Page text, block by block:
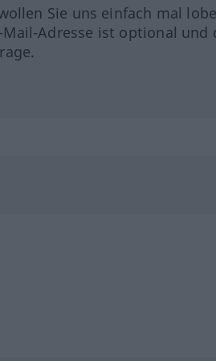
Sie uns einfach mal
Mail-Adresse ist optional und